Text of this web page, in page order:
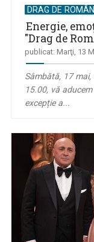
DRAG DE
Energie,
"Drag de
publicat: Marţi, 13
Sâmbătă, 17
15.00, vă
excepție a...